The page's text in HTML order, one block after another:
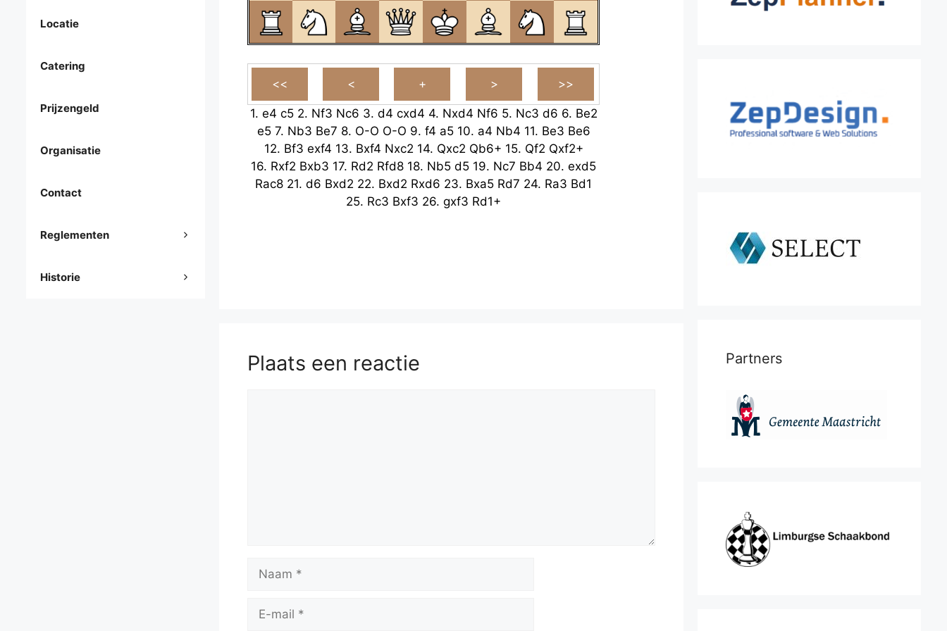
1. e4 c5 2. Nf3 Nc6 3. d4 cxd4 4. Nxd4 Nf6 5. Nc3 d6 6. Be2
e5 7. Nb3 Be7 8. O-O O-O 9. f4 a5 10. a4 Nb4 11. Be3 Be6
12. Bf3 exf4 13. Bxf4 Nxc2 14. Qxc2 Qb6+ 15. Qf2 Qxf2+
16. Rxf2 Bxb3 17. Rd2 Rfd8 18. Nb5 d5 19. Nc7 Bb4 20. exd5
Rac8 21. d6 Bxd2 22. Bxd2 Rxd6 23. Bxa5 Rd7 24. Ra3 Bd1
25. Rc3 Bxf3 26. gxf3 Rd1+
Plaats een reactie
mail
Locatie
Catering
Prijzengeld
Organisatie
Contact
Reglementen
Historie
Partners